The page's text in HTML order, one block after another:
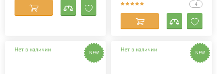
4
Нет в наличии NEW Нет в наличии NEW